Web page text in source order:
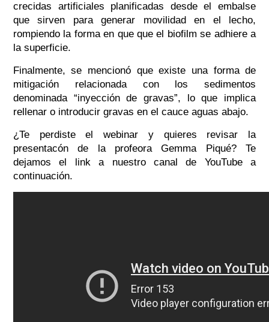
crecidas artificiales planificadas desde el embalse
que sirven para generar movilidad en el lecho,
rompiendo la forma en que que el biofilm se adhiere a
la superficie.
Finalmente, se mencionó que existe una forma de
mitigación relacionada con los sedimentos
denominada “inyección de gravas”, lo que implica
rellenar o introducir gravas en el cauce aguas abajo.
¿Te perdiste el webinar y quieres revisar la
presentacón de la profeora Gemma Piqué? Te
dejamos el link a nuestro canal de YouTube a
continuación.